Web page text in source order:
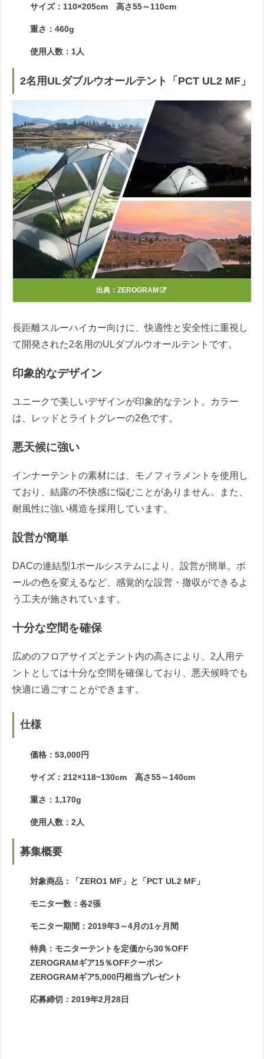
サイズ：110×205cm 高さ55～110cm
重さ：460g
使用人数：1人
2名用ULダブルウオールテント「PCT UL2 MF」
出典： ZEROGRAM
長距離スルーハイカー向けに、快適性と安全性に重視し
て開発された2名用のULダブルウオールテントです。
印象的なデザイン
ユニークで美しいデザインが印象的なテント。カラー
は、レッドとライトグレーの2色です。
悪天候に強い
インナーテントの素材には、モノフィラメントを使用し
ており、結露の不快感に悩むことがありません。また、
耐風性に強い構造を採用しています。
設営が簡単
DACの連結型1ポールシステムにより、設営が簡単。ポ
ールの色を変えるなど、感覚的な設営・撤収ができるよ
う工夫が施されています。
十分な空間を確保
広めのフロアサイズとテント内の高さにより、2人用テ
ントとしては十分な空間を確保しており、悪天候時でも
快適に過ごすことができます。
仕様
価格：53,000円
サイズ：212×118~130cm 高さ55～140cm
重さ：1,170g
使用人数：2人
募集概要
対象商品：「ZERO1 MF」と「PCT UL2 MF」
モニター数：各2張
モニター期間：2019年3～4月の1ヶ月間
特典：モニターテントを定価から30％OFF
ZEROGRAMギア15％OFFクーポン
ZEROGRAMギア5,000円相当プレゼント
応募締切：2019年2月28日